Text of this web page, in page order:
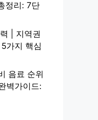
정리: 7단
| 지역권
가지 핵심
음료 순위
벽가이드: